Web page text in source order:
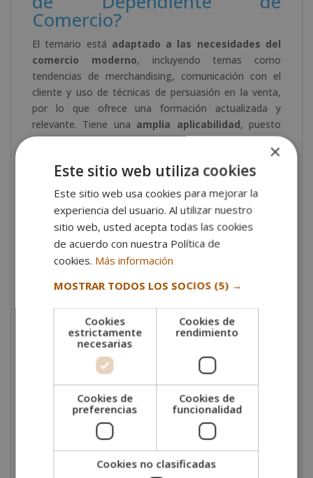
Comercio?
El temario está adaptado a las necesidades del
comercio moderno, incluyendo temas como
tendencias de merchandising, comunicación con el
cliente y uso de técnicas de persuasión en la venta,
por lo que ofrece una formación actualizada y
relevante. Tiene una amplia aplicabilidad, puesto
que los conocimientos adquiridos se pueden aplicar
tanto en moda como en alimentación, tecnología o
decoración, por nombrar algunos.
Además, el curso ofrece una gran flexibilidad
realizarse en modalidad online. Cuenta con tutorías
personalizadas, acceso a clases en directo y material
audiovisual complementario para garantizar la mejor
experiencia educativa a los alumnos.
Y, más allá de las técnicas de venta, también
trabajo en equipo, la creatividad y la capacidad
de análisis, todas ellas muy valoradas en el entorno
Salidas profesionales
Los expertos que cuentan con una formación de
estas características suelen desarrollar sus funciones
dependientes en tiendas de moda,
complementos o calzado. También ejercen de
cajeros, como personal de atención en
×
Este sitio web utiliza cookies
Este sitio web usa cookies para mejorar la
experiencia del usuario. Al utilizar nuestro
sitio web, usted acepta todas las cookies
de acuerdo con nuestra Política de
cookies. Más información
MOSTRAR TODOS LOS SOCIOS (5) →
Cookies
estrictamente
necesarias
Cookies de
rendimiento
Cookies de
preferencias
Cookies de
funcionalidad
Cookies no clasificadas